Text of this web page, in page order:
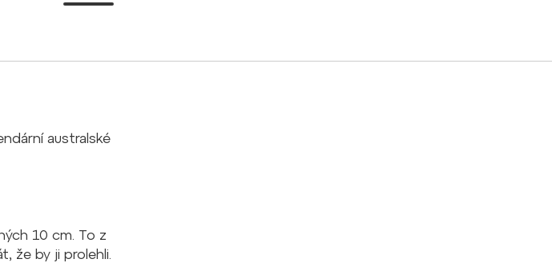
australské
10 cm. To z
že by ji prolehli.